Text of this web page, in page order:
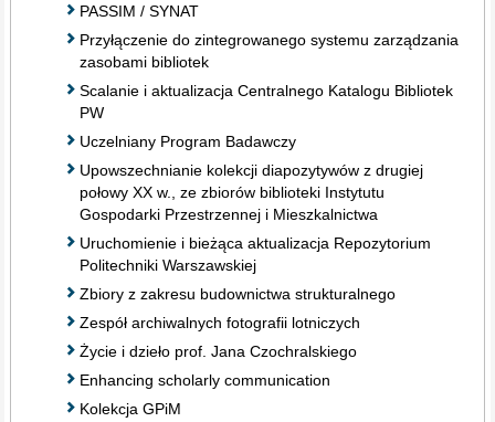
PASSIM / SYNAT
Przyłączenie do zintegrowanego systemu zarządzania
zasobami bibliotek
Scalanie i aktualizacja Centralnego Katalogu Bibliotek
PW
Uczelniany Program Badawczy
Upowszechnianie kolekcji diapozytywów z drugiej
połowy XX w., ze zbiorów biblioteki Instytutu
Gospodarki Przestrzennej i Mieszkalnictwa
Uruchomienie i bieżąca aktualizacja Repozytorium
Politechniki Warszawskiej
Zbiory z zakresu budownictwa strukturalnego
Zespół archiwalnych fotografii lotniczych
Życie i dzieło prof. Jana Czochralskiego
Enhancing scholarly communication
Kolekcja GPiM